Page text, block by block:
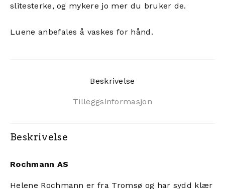
slitesterke, og mykere jo mer du bruker de.
Luene anbefales å vaskes for hånd.
Beskrivelse
Tilleggsinformasjon
Beskrivelse
Rochmann AS
Helene Rochmann er fra Tromsø og har sydd klær